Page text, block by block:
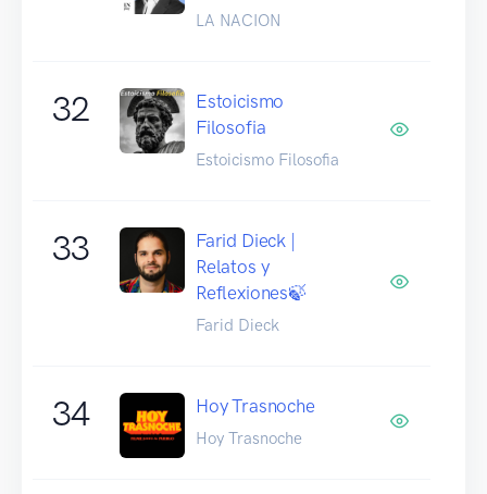
LA NACION
32
Estoicismo
Filosofia
Estoicismo Filosofia
33
Farid Dieck |
Relatos y
Reflexiones🍃
Farid Dieck
34 Hoy Trasnoche
Hoy Trasnoche